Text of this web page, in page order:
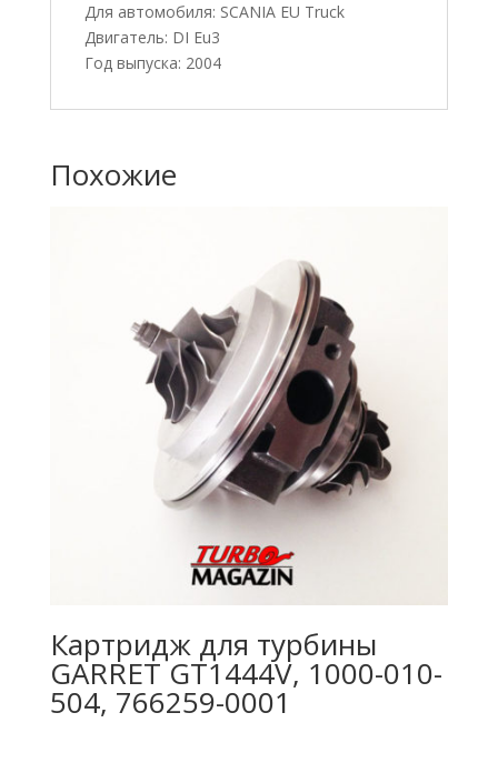
Для автомобиля: SCANIA EU Truck
Двигатель: DI Eu3
Год выпуска: 2004
Похожие
Картридж для турбины
GARRET GT1444V, 1000-010-
504, 766259-0001